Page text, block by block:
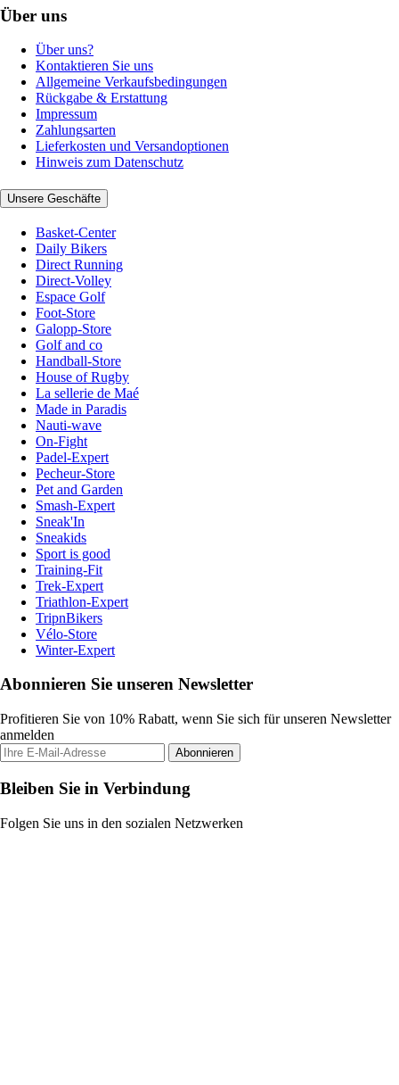
Über uns
Über uns?
Kontaktieren Sie uns
Allgemeine Verkaufsbedingungen
Rückgabe & Erstattung
Impressum
Zahlungsarten
Lieferkosten und Versandoptionen
Hinweis zum Datenschutz
Unsere Geschäfte
Basket-Center
Daily Bikers
Direct Running
Direct-Volley
Espace Golf
Foot-Store
Galopp-Store
Golf and co
Handball-Store
House of Rugby
La sellerie de Maé
Made in Paradis
Nauti-wave
On-Fight
Padel-Expert
Pecheur-Store
Pet and Garden
Smash-Expert
Sneak'In
Sneakids
Sport is good
Training-Fit
Trek-Expert
Triathlon-Expert
TripnBikers
Vélo-Store
Winter-Expert
Abonnieren Sie unseren Newsletter
Profitieren Sie von 10% Rabatt, wenn Sie sich für unseren Newsletter
anmelden
Abonnieren
Bleiben Sie in Verbindung
Folgen Sie uns in den sozialen Netzwerken